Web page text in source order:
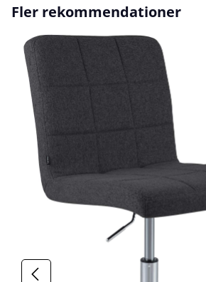
Hoppa över produktgalleri
Fler rekommendationer